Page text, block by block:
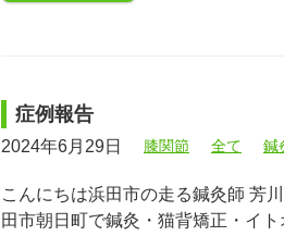
症例報告
2024年6月29日 膝関節 全て 鍼
こんにちは浜田市の走る鍼灸師 芳
田市朝日町で鍼灸・猫背矯正・イ